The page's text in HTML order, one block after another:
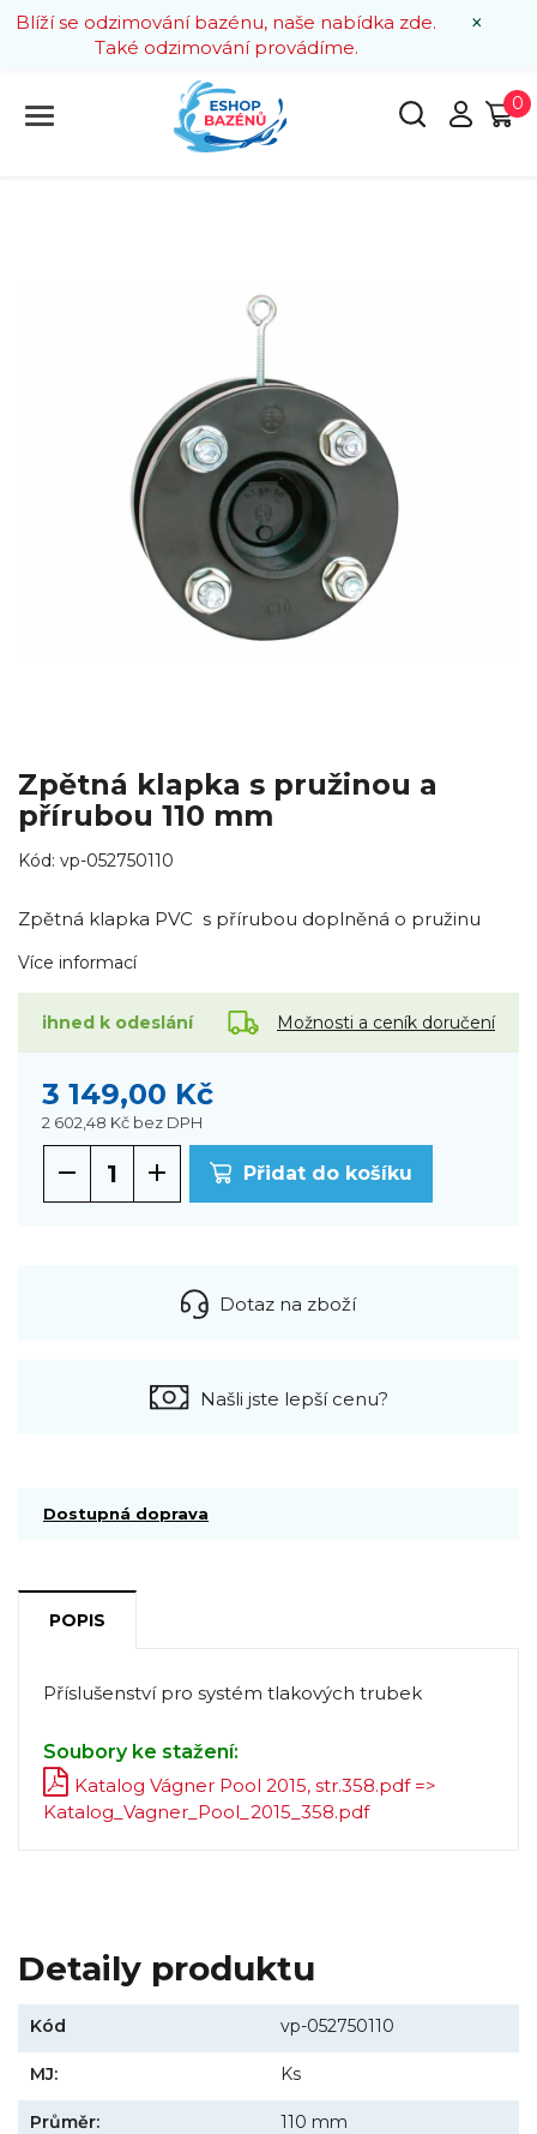
×
Blíží se odzimování bazénu, naše nabídka zde.
Také odzimování provádíme.
0
Zpětná klapka s pružinou a
přírubou 110 mm
Kód: vp-052750110
Zpětná klapka PVC s přírubou doplněná o pružinu
Více informací
ihned k odeslání Možnosti a ceník doručení
3 149,00 Kč
2 602,48 Kč bez DPH
Přidat do košíku
Dotaz na zboží
Našli jste lepší cenu?
Dostupná doprava
POPIS
Příslušenství pro systém tlakových trubek
Soubory ke stažení:
Katalog Vágner Pool 2015, str.358.pdf =>
Katalog_Vagner_Pool_2015_358.pdf
Detaily produktu
Kód vp-052750110
MJ: Ks
Průměr: 110 mm